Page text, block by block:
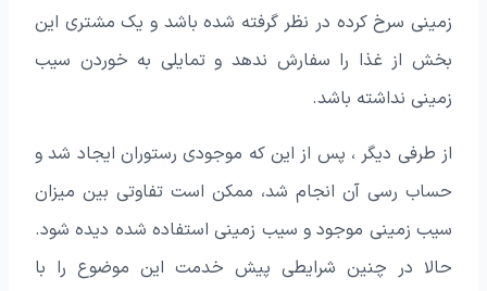
زمینی سرخ کرده در نظر گرفته شده باشد و یک مشتری این
بخش از غذا را سفارش ندهد و تمایلی به خوردن سیب
زمینی نداشته باشد.
از طرفی دیگر ، پس از این که موجودی رستوران ایجاد شد و
حساب رسی آن انجام شد، ممکن است تفاوتی بین میزان
سیب زمینی موجود و سیب زمینی استفاده شده دیده شود.
حالا در چنین شرایطی پیش خدمت این موضوع را با